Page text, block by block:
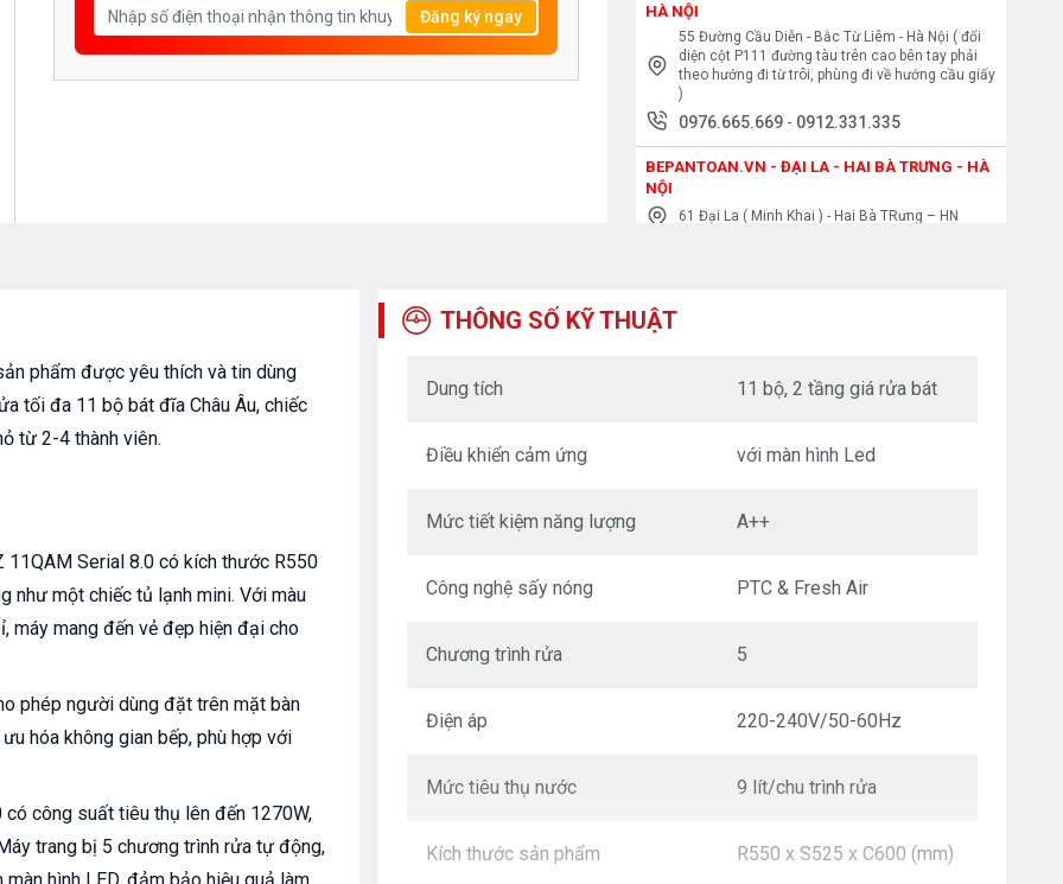
Đăng ký ngay
HÀ NỘI
55 Đường Cầu Diễn - Bắc Từ Liêm - Hà Nội ( đối
diện cột P111 đường tàu trên cao bên tay phải
theo hướng đi từ trôi, phùng đi về hướng cầu giấy
)
0976.665.669 - 0912.331.335
BEPANTOAN.VN - ĐẠI LA - HAI BÀ TRƯNG - HÀ
NỘI
61 Đại La ( Minh Khai ) - Hai Bà TRưng – HN
XUÂN - HÀ NỘI
Căn 08 - TT1.4 Khu Dự Án Calyx Residence
0976.665.669
BIÊN - HÀ NỘI
BẾP AN TOÀN SÓC SƠN
phẩm được yêu thích và tin dùng
tối đa 11 bộ bát đĩa Châu Âu, chiếc
từ 2-4 thành viên.
11QAM Serial 8.0 có kích thước R550
như một chiếc tủ lạnh mini. Với màu
máy mang đến vẻ đẹp hiện đại cho
phép người dùng đặt trên mặt bàn
hóa không gian bếp, phù hợp với
có công suất tiêu thụ lên đến 1270W,
trang bị 5 chương trình rửa tự động,
THÔNG SỐ KỸ THUẬT
Dung tích 11 bộ, 2 tầng giá rửa bát
Điều khiển cảm ứng với màn hình Led
Mức tiết kiệm năng lượng A++
Công nghệ sấy nóng PTC & Fresh Air
Chương trình rửa 5
Điện áp 220-240V/50-60Hz
Mức tiêu thụ nước 9 lít/chu trình rửa
Kích thước sản phẩm R550 x S525 x C600 (mm)